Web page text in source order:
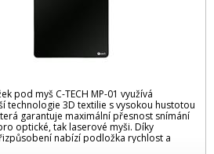
pod myš C-TECH MP-01 využívá
technologie 3D textilie s vysokou hustotou
garantuje maximální přesnost snímání
optické, tak laserové myši. Díky
nabízí podložka rychlost a